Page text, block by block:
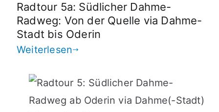
Radtour 5a: Südlicher Dahme-
Radweg: Von der Quelle via Dahme-
Stadt bis Oderin
Weiterlesen